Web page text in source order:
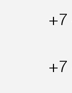
в Санкт-
транспортные
доставляем
+7
+7